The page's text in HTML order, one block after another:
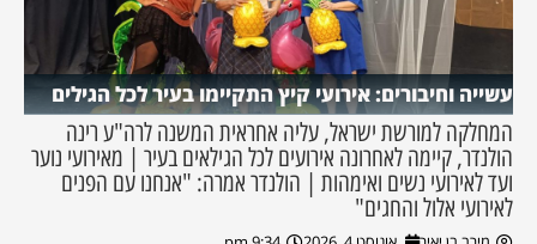
עשייה וחיבורים: אירועי קיץ התקיימו בעיר לכל הגילים
המחלקה למורשת ישראל, עליה אחראית המשנה לרה"ע רינה
הולנדר, קיימה לאחרונה אירועים לכל הגילאים בעיר | מאירועי נוער
ועד לאירועי נשים ואימהות | הולנדר אמרה: "אנחנו עם הפנים
לאירועי אלול והחגים"